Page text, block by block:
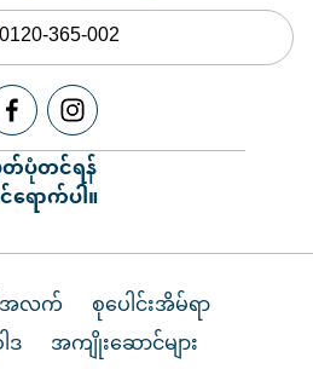
0120-365-002
ပုံတင်ရန်
ရောက်ပါ။
အလက်
စုပေါင်းအိမ်ရာ
ဒ
အကျိုးဆောင်များ